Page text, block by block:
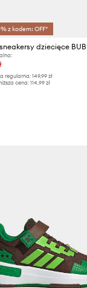
z kodem: OFF*
regularna: 149,99 zł
cena: 114,99 zł